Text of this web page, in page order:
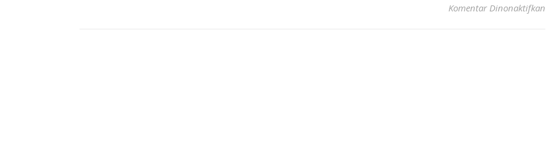
Komentar Dinonaktifkan